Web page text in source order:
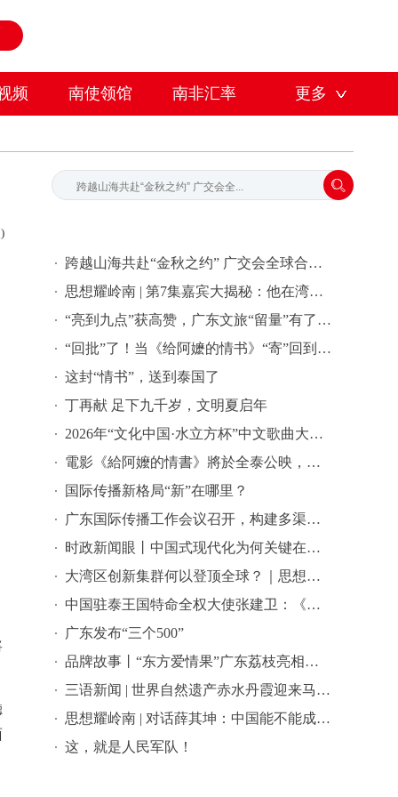
频 南使领馆 南非汇率 更多
跨越山海共赴“金秋之约” 广交会全球合作伙伴签约活动在穗举行
思想耀岭南 | 第7集嘉宾大揭秘：他在湾区批量孵化独角兽企业
“亮到九点”获高赞，广东文旅“留量”有了新密码 | 文旅友好看广东②
“回批”了！当《给阿嬷的情书》“寄”回到故事发生地泰国……
这封“情书”，送到泰国了
丁再献 足下九千岁，文明夏启年
2026年“文化中国·水立方杯”中文歌曲大赛总决赛落幕，选手精彩表现来啦→
電影《給阿嬤的情書》將於全泰公映，導演藍鴻春推薦潮汕美景美食
国际传播新格局“新”在哪里？
广东国际传播工作会议召开，构建多渠道立体式对外传播格局引热议
时政新闻眼丨中国式现代化为何关键在科技现代化？总书记作出战略指引
大湾区创新集群何以登顶全球？｜思想耀岭南
中国驻泰王国特命全权大使张建卫：《给阿嬷的情书》是讲好中国故事的好抓手
广东发布“三个500”
品牌故事丨“东方爱情果”广东荔枝亮相全球农遗遴选答辩会
三语新闻 | 世界自然遗产赤水丹霞迎来马来西亚代表团 ——海外嘉宾点赞世界自然遗产赤水丹霞：这里值得让更多国际游客看见
思想耀岭南 | 对话薛其坤：中国能不能成为世界科学中心？
这，就是人民军队！